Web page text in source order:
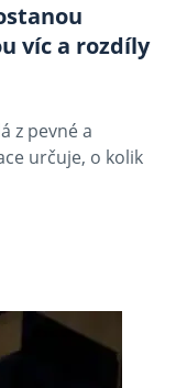
víc a rozdíly
z pevné a
určuje, o kolik